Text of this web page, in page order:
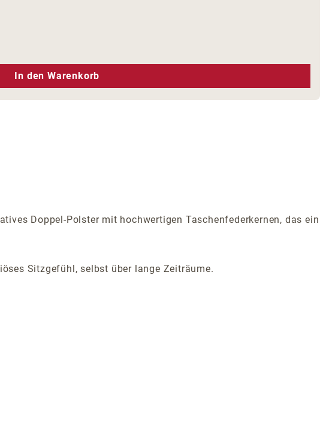
um die Anzahl zu erhöhen oder zu
In den Warenkorb
Doppel-Polster mit hochwertigen Taschenfederkernen, das ein
Sitzgefühl, selbst über lange Zeiträume.